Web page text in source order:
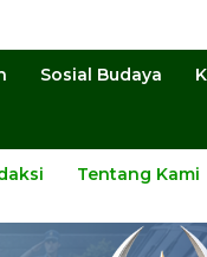
Sosial Budaya
Tentang Kami